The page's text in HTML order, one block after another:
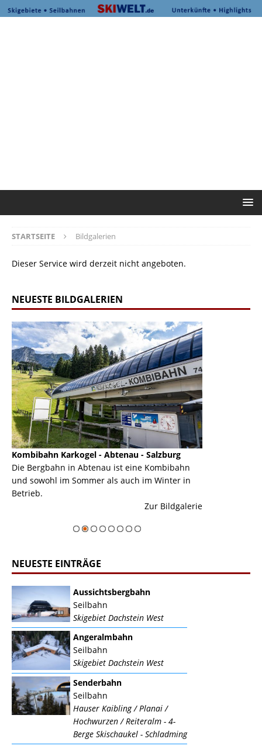
STARTSEITE Bildgalerien
Dieser Service wird derzeit nicht angeboten.
NEUESTE BILDGALERIEN
Kombibahn Karkogel - Abtenau - Salzburg
Die Bergbahn in Abtenau ist eine Kombibahn
und sowohl im Sommer als auch im Winter in
Betrieb.
Zur Bildgalerie
NEUESTE EINTRÄGE
Aussichtsbergbahn
Seilbahn
Skigebiet Dachstein West
Angeralmbahn
Seilbahn
Skigebiet Dachstein West
Senderbahn
Seilbahn
Hauser Kaibling / Planai /
Hochwurzen / Reiteralm - 4-
Berge Skischaukel - Schladming